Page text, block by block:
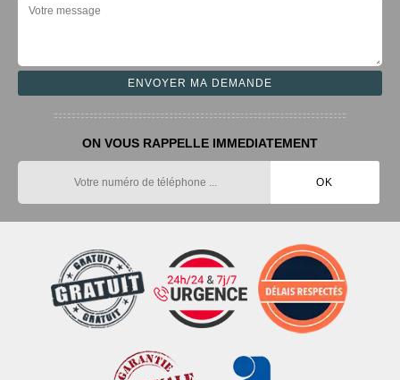
ON VOUS RAPPELLE IMMEDIATEMENT